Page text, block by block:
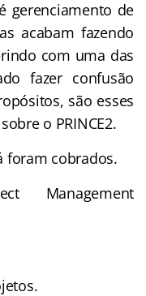
gerenciamento de
acabam fazendo
com uma das
fazer confusão
são esses
o PRINCE2.
foram cobrados.
Management